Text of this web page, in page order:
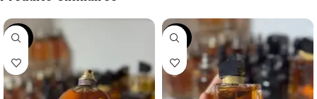
-34% -44%